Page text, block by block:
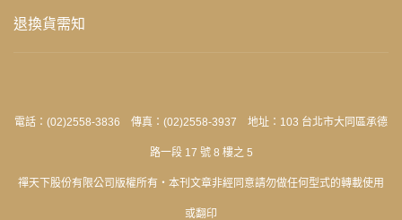
退換貨需知
電話：(02)2558-3836 傳真：(02)2558-3937 地址：103 台北市大同區承德
路一段 17 號 8 樓之 5
禪天下股份有限公司版權所有‧本刊文章非經同意請勿做任何型式的轉載使用
或翻印